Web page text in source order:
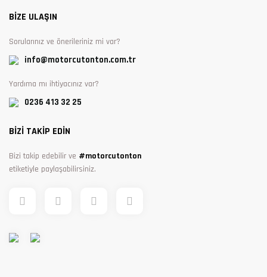
BİZE ULAŞIN
Sorularınız ve önerileriniz mi var?
info@motorcutonton.com.tr
Yardıma mı ihtiyacınız var?
0236 413 32 25
BİZİ TAKİP EDİN
Bizi takip edebilir ve #motorcutonton
etiketiyle paylaşabilirsiniz.